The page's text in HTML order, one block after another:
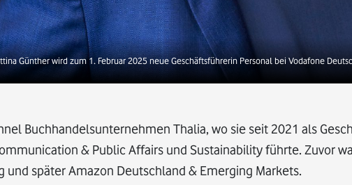
Günther wird zum 1. Februar 2025 neue Geschäftsführerin Personal bei Vodafone
Buchhandelsunternehmen Thalia, wo sie seit 2021 als
& Public Affairs und Sustainability führte. Zuvor
später Amazon Deutschland & Emerging Markets.